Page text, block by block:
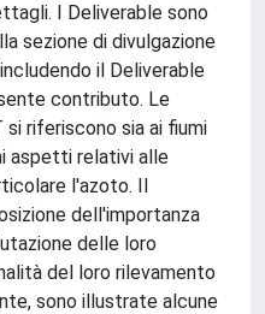
I Deliverable sono
sezione di divulgazione
il Deliverable
contributo. Le
riferiscono sia ai fiumi
aspetti relativi alle
l'azoto. Il
dell'importanza
delle loro
del loro rilevamento
sono illustrate alcune